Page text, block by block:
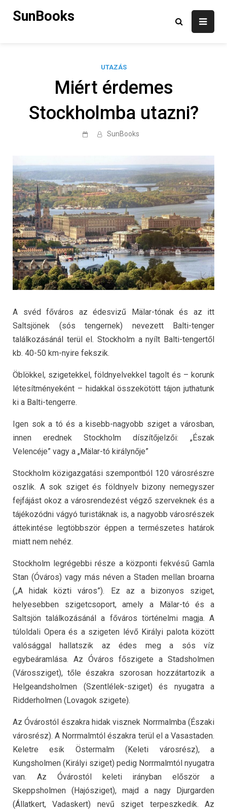
SunBooks
UTAZÁS
Miért érdemes
Stockholmba utazni?
SunBooks
A svéd főváros az édesvizű Mälar-tónak és az itt
Saltsjönek (sós tengernek) nevezett Balti-tenger
találkozásánál terül el. Stockholm a nyílt Balti-tengertől
kb. 40-50 km-nyire fekszik.
Öblökkel, szigetekkel, földnyelvekkel tagolt és – korunk
létesítményeként – hidakkal összekötött tájon juthatunk
ki a Balti-tengerre.
Igen sok a tó és a kisebb-nagyobb sziget a városban,
innen erednek Stockholm díszítőjelzői: „Észak
Velencéje” vagy a „Mälar-tó királynője”
Stockholm közigazgatási szempontból 120 városrészre
oszlik. A sok sziget és földnyelv bizony nemegyszer
fejfájást okoz a városrendezést végző szerveknek és a
tájékozódni vágyó turistáknak is, a nagyobb városrészek
áttekintése legtöbbször éppen a természetes határok
miatt nem nehéz.
Stockholm legrégebbi része a központi fekvésű Gamla
Stan (Óváros) vagy más néven a Staden mellan broarna
(„A hidak közti város”). Ez az a bizonyos sziget,
helyesebben szigetcsoport, amely a Mälar-tó és a
Saltsjön találkozásánál a főváros történelmi magja. A
túloldali Opera és a szigeten lévő Királyi palota között
valósággal hallatszik az édes meg a sós víz
egybeáramlása. Az Óváros főszigete a Stadsholmen
(Várossziget), tőle északra szorosan hozzátartozik a
Helgeandsholmen (Szentlélek-sziget) és nyugatra a
Ridderholmen (Lovagok szigete).
Az Óvárostól északra hidak visznek Norrmalmba (Északi
városrész). A Norrmalmtól északra terül el a Vasastaden.
Keletre esik Östermalm (Keleti városrész), a
Kungsholmen (Királyi sziget) pedig Norrmalmtól nyugatra
van. Az Óvárostól keleti irányban először a
Skeppsholmen (Hajósziget), majd a nagy Djurgarden
(Állatkert, Vadaskert) nevű sziget terpeszkedik. Az